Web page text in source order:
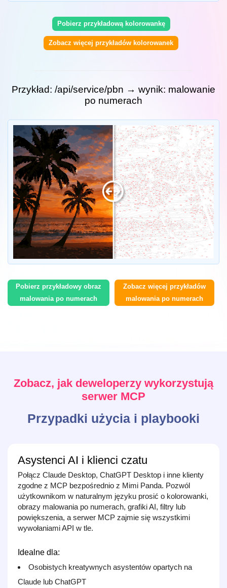
Pobierz przykładową kolorowankę
Zobacz więcej przykładów kolorowanek
Przykład: /api/service/pbn → wynik: malowanie
po numerach
Pobierz przykładowy obraz
malowania po numerach
Zobacz więcej przykładów
malowania po numerach
Zobacz, jak deweloperzy wykorzystują
serwer MCP
Przypadki użycia i playbooki
Asystenci AI i klienci czatu
Połącz Claude Desktop, ChatGPT Desktop i inne klienty
zgodne z MCP bezpośrednio z Mimi Panda. Pozwól
użytkownikom w naturalnym języku prosić o kolorowanki,
obrazy malowania po numerach, grafiki AI, filtry lub
powiększenia, a serwer MCP zajmie się wszystkimi
wywołaniami API w tle.
Idealne dla:
Osobistych kreatywnych asystentów opartych na
Claude lub ChatGPT